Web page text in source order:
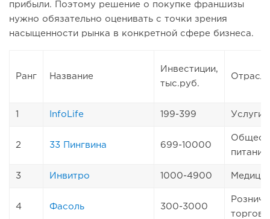
прибыли. Поэтому решение о покупке франшизы
нужно обязательно оценивать с точки зрения
насыщенности рынка в конкретной сфере бизнеса.
Ранг Название
Инвестиции,
тыс.руб.
Отрасль
InfoLife 199-399 Услуги
2 33 Пингвина 699-10000
питание
3 Инвитро 1000-4900
4 Фасоль 300-3000